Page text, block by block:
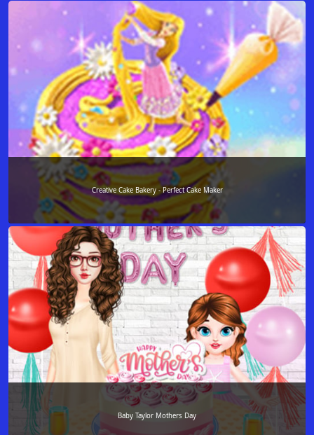
Creative Cake Bakery - Perfect Cake Maker
Baby Taylor Mothers Day